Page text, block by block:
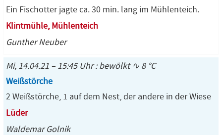
Ein Fischotter jagte ca. 30 min. lang im Mühlenteich.
Klintmühle, Mühlenteich
Gunther Neuber
Mi, 14.04.21 – 15:45 Uhr : bewölkt ∿ 8 °C
Weißstörche
2 Weißstörche, 1 auf dem Nest, der andere in der Wiese
Lüder
Waldemar Golnik